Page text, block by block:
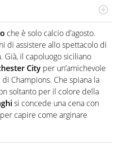
sul campo per vivere ogni evento
Passione smisurata per il
Il pallone è una cosa
no
che è solo calcio d’agosto.
di assistere allo spettacolo di
Già, il capoluogo siciliano
City per un’amichevole
Champions. Che spiana la
soltanto per il colore della
si concede una cena con
capire come arginare